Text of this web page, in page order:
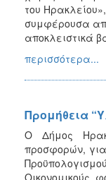
του
συμφέρουσα
αποκλειστικά
περισσότερα...
Προμήθεια
Ο Δήμος
προσφορών,
Οικονομικούς